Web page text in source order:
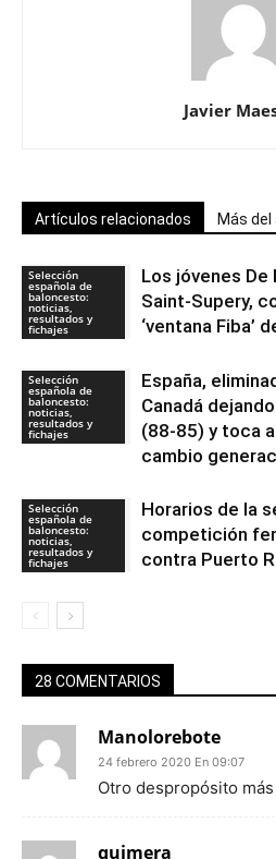
Javier
Artículos relacionados Más
Selección
española de
baloncesto:
noticias,
resultados y
fichajes
Los jóvenes De
Saint-Supery,
‘ventana Fiba’
Selección
española de
baloncesto:
noticias,
resultados y
fichajes
España,
Canadá
(88-85) y toca
cambio
Selección
española de
baloncesto:
noticias,
resultados y
fichajes
Horarios de la
competición
contra Puerto
28 COMENTARIOS
Manolorebote
24 febrero 2020 En 09:07
Otro despropósito
quimera